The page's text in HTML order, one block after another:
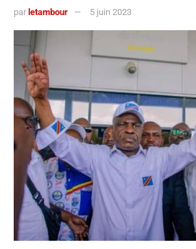
par letambour 5 juin 2023